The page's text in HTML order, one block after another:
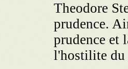
Theodore
prudence.
prudence et
l'hostilite du